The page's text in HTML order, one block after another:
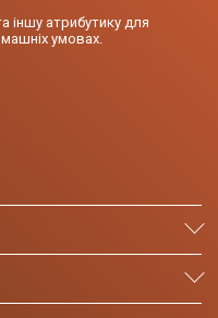
іншу атрибутику для
умовах.